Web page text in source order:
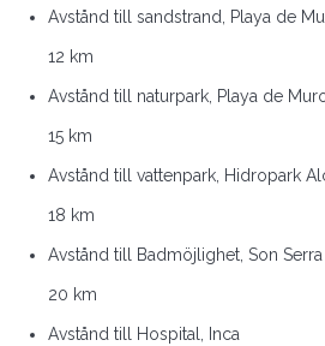
Avstånd till sandstrand, Playa de
12 km
Avstånd till naturpark, Playa de
15 km
Avstånd till vattenpark, Hidropark
18 km
Avstånd till Badmöjlighet, Son
20 km
Avstånd till Hospital, Inca